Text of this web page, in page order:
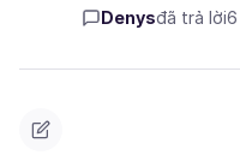
Denysđã trả lời